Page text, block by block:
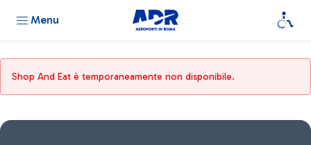
Menu
Shop And Eat è temporaneamente non disponibile.